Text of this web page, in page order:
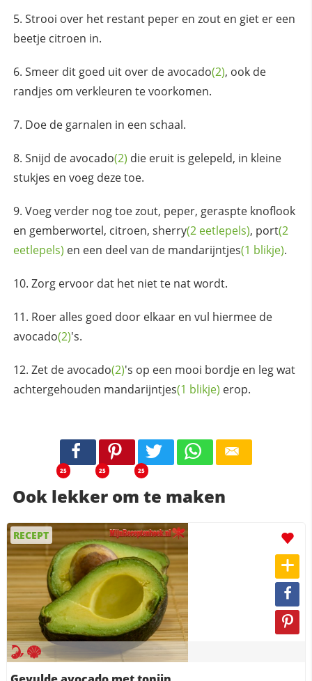
Strooi over het restant peper en zout en giet er een
beetje citroen in.
Smeer dit goed uit over deavocado(2), ook de
randjes om verkleuren te voorkomen.
Doe de garnalen in een schaal.
Snijd deavocado(2) die eruit is gelepeld, in kleine
stukjes en voeg deze toe.
Voeg verder nog toe zout, peper, geraspte knoflook
en gemberwortel, citroen, sherry(2 eetlepels), port(2
eetlepels) en een deel van de mandarijntjes(1 blikje).
Zorg ervoor dat het niet te nat wordt.
Roer alles goed door elkaar en vul hiermee de
avocado(2)'s.
Zet deavocado(2)'s op een mooi bordje en leg wat
achtergehouden mandarijntjes(1 blikje) erop.
25 25 25
Ook lekker om te maken
RECEPT